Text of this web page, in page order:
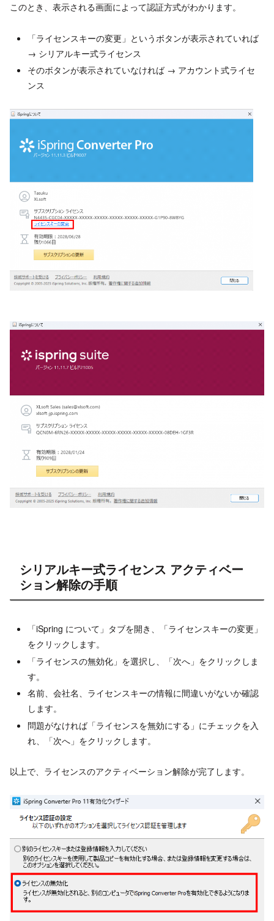
このとき、表示される画面によって認証方式がわかります。
「ライセンスキーの変更」というボタンが表示されていれば
→ シリアルキー式ライセンス
そのボタンが表示されていなければ → アカウント式ライセ
ンス
シリアルキー式ライセンス アクティベー
ション解除の手順
「iSpring について」タブを開き、「ライセンスキーの変更」
をクリックします。
「ライセンスの無効化」を選択し、「次へ」をクリックしま
す。
名前、会社名、ライセンスキーの情報に間違いがないか確認
します。
問題がなければ「ライセンスを無効にする」にチェックを入
れ、「次へ」をクリックします。
以上で、ライセンスのアクティベーション解除が完了します。